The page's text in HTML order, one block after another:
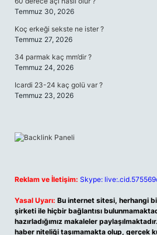
Temmuz 30, 2026
Koç erkeği sekste ne ister ?
Temmuz 27, 2026
34 parmak kaç mm’dir ?
Temmuz 24, 2026
Icardi 23-24 kaç golü var ?
Temmuz 23, 2026
Reklam ve İletişim: Skype:
Yasal Uyarı: Bu internet sitesi, herhangi
şirketi ile hiçbir bağlantısı
hazırladığımız makaleler
haber niteliği taşımamakta olup, gerçek